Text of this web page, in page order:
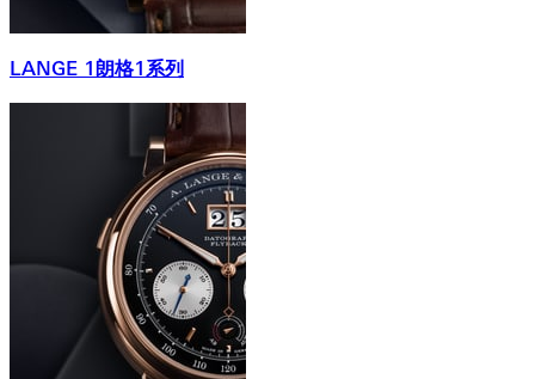
LANGE 1朗格1系列